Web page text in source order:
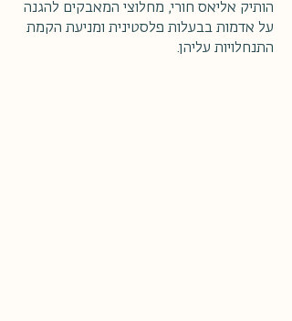
הותיק אליאס חורי, מחלוצי המאבקים להגנה
על אדמות בבעלות פלסטינית ומניעת הקמת
התנחלויות עליהן.